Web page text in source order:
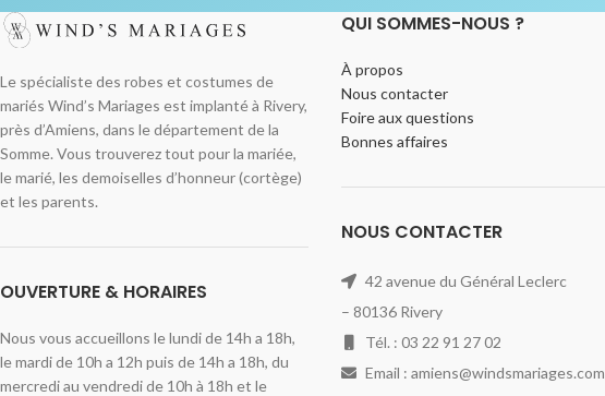
Le spécialiste des robes et costumes de
mariés Wind’s Mariages est implanté à Rivery,
près d’Amiens, dans le département de la
Somme. Vous trouverez tout pour la mariée,
le marié, les demoiselles d’honneur (cortège)
et les parents.
OUVERTURE & HORAIRES
Nous vous accueillons le lundi de 14h a 18h,
le mardi de 10h a 12h puis de 14h a 18h, du
mercredi au vendredi de 10h à 18h et le
QUI SOMMES-NOUS ?
À propos
Nous contacter
Foire aux questions
Bonnes affaires
NOUS CONTACTER
42 avenue du Général Leclerc
– 80136 Rivery
Tél. : 03 22 91 27 02
Email : amiens@windsmariages.com